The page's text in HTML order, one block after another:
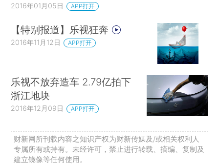
2016年01月05日 APP打开
【特别报道】乐视狂奔
2016年11月12日 APP打开
乐视不放弃造车 2.79亿拍下
浙江地块
2016年12月09日 APP打开
财新网所刊载内容之知识产权为财新传媒及/或相关权利人
专属所有或持有。未经许可，禁止进行转载、摘编、复制及
建立镜像等任何使用。